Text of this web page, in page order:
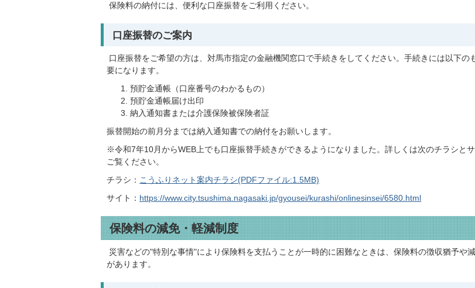
保険料の納付には、便利な口座振替をご利用ください。
口座振替のご案内
口座振替をご希望の方は、対馬市指定の金融機関窓口で手続きをしてください。手続きには以下の
要になります。
預貯金通帳（口座番号のわかるもの）
預貯金通帳届け出印
納入通知書または介護保険被保険者証
振替開始の前月分までは納入通知書での納付をお願いします。
※令和7年10月からWEB上でも口座振替手続きができるようになりました。詳しくは次のチラシと
ご覧ください。
チラシ： こうふりネット案内チラシ(PDFファイル:1.5MB)
サイト： https://www.city.tsushima.nagasaki.jp/gyousei/kurashi/onlinesinsei/6580.html
保険料の減免・軽減制度
災害などの"特別な事情"により保険料を支払うことが一時的に困難なときは、保険料の徴収猶予や
があります。